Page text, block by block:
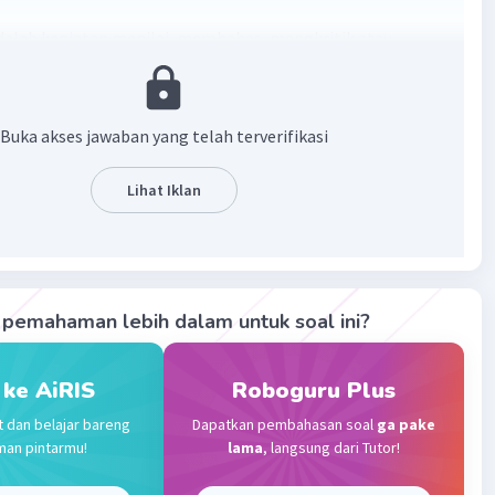
kembali isi yang ada didalam sebuat karya dengan
data-data, sinopsis, dan kritikan terhadap karya
Balas
Iklan
terverifikasi
istilah yang merujuk pada sebuah ulasan tentang
atau kelebihan sebuah karya
·0.0(0)
Buka akses jawaban yang telah terverifikasi
Lihat Iklan
lebih dalam untuk soal ini?
AiRIS
dan belajar bareng
pintarmu!
Roboguru Plus
Dapatkan pembahasan soal ga pake
lama, langsung dari Tutor!